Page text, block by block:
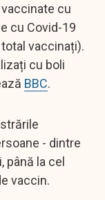
cu
cu Covid-19
vaccinați).
cu boli
BBC.
- dintre
până la cel
vaccin.